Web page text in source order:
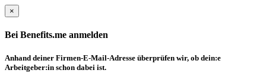
×
Bei Benefits.me anmelden
Anhand deiner Firmen-E-Mail-Adresse überprüfen wir, ob dein:e
Arbeitgeber:in schon dabei ist.